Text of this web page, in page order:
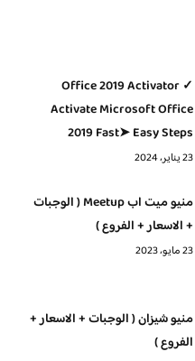
Office 2019 Activator ✓
Activate Microsoft Office
2019 Fast➤ Easy Steps
23 يناير، 2024
منيو ميت اب Meetup ( الوجبات
+ الاسعار + الفروع )
23 مايو، 2023
منيو شيزان ( الوجبات + الاسعار +
الفروع )